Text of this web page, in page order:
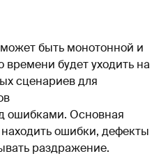
быть монотонной и
будет уходить на
сценариев для
ошибками. Основная
ошибки, дефекты
раздражение.